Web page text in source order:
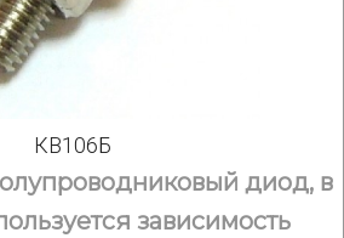
КВ106Б
диод, в
зависимость